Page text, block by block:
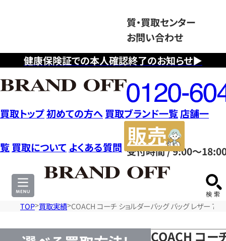
健康保険証での本人確認終了のお知らせ▶
質・買取センター
お問い合わせ
フ
リ
ー
ダ
イ
ヤ
ル
0120604117
受付時間 / 9:00～
買取トップ初めての方へ 買取ブランド一覧店舗一
覧 買取について よくある質問
サ
TOP 買取実績 COACH コーチ ショルダーバッグ バッグ レザー
COACH コー